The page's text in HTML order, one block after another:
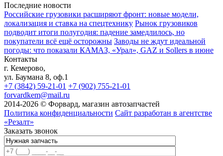
Последние новости
Российские грузовики расширяют фронт: новые модели,
локализация и ставка на спецтехнику Рынок грузовиков
подводит итоги полугодия: падение замедлилось, но
покупатели всё ещё осторожны Заводы не ждут идеальной
погоды: что показали КАМАЗ, «Урал», GAZ и Sollers в июне
Контакты
г. Кемерово,
ул. Баумана 8, оф.1
+7 (3842) 59-21-01 +7 (902) 755-21-01
forvardkem@mail.ru
2014-2026 © Форвард, магазин автозапчастей
Политика конфиденциальности Сайт разработан в агентстве
«Резалт»
Заказать звонок